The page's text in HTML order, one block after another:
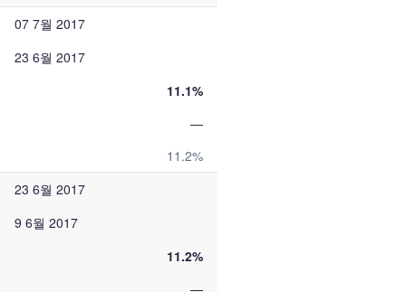
07 7월 2017
23 6월 2017
11.1%
—
11.2%
23 6월 2017
9 6월 2017
11.2%
—